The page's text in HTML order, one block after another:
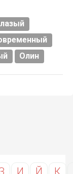
Олин
И Й К